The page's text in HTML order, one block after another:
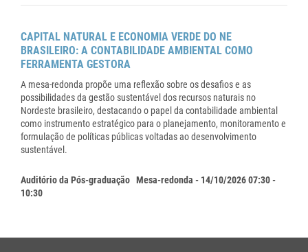
CAPITAL NATURAL E ECONOMIA VERDE DO NE
BRASILEIRO: A CONTABILIDADE AMBIENTAL COMO
FERRAMENTA GESTORA
A mesa-redonda propõe uma reflexão sobre os desafios e as
possibilidades da gestão sustentável dos recursos naturais no
Nordeste brasileiro, destacando o papel da contabilidade ambiental
como instrumento estratégico para o planejamento, monitoramento e
formulação de políticas públicas voltadas ao desenvolvimento
sustentável.
Auditório da Pós-graduação Mesa-redonda - 14/10/2026 07:30 -
10:30